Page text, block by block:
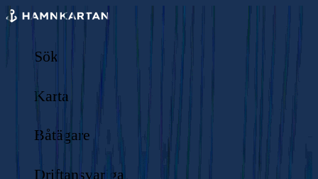
Sök
Karta
Båtägare
Driftansvariga